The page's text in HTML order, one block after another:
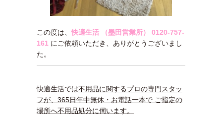
この度は、快適生活 （墨田営業所）
0120-757-
161 にご依頼いただき、ありがとうございまし
た。
快適生活では不用品に関するプロの専門スタッ
フが、365日年中無休・お電話一本で ご指定の
場所へ不用品処分に伺います。